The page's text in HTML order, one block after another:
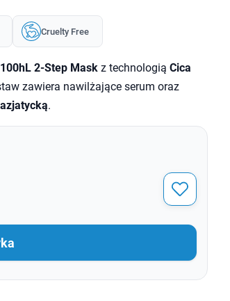
Cruelty Free
2-Step Maskz technologią Cica
zawiera nawilżające serum oraz
.